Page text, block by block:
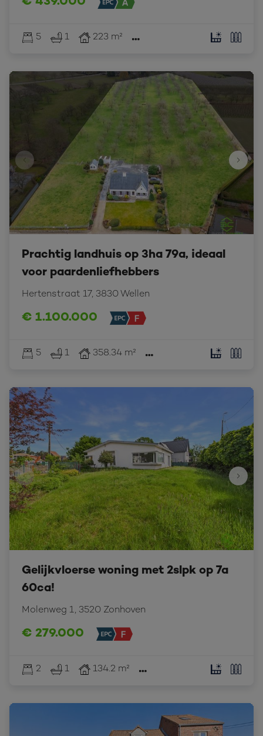
5 1 223 m²
Prachtig landhuis op 3ha 79a, ideaal
voor paardenliefhebbers
Hertenstraat 17, 3830 Wellen
€ 1.100.000
5 1 358.34 m²
Gelijkvloerse woning met 2slpk op 7a
60ca!
Molenweg 1, 3520 Zonhoven
€ 279.000
2 1 134.2 m²